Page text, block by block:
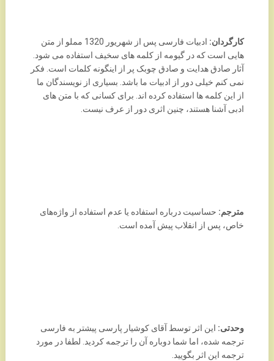
کارگردان:
ادبیات فارسی پس از شهریور 1320 مملو از متن
هایی است که در گیومه از کلمه های سخیف استفاده می شود.
آثار صادق هدایت و صادق چوبک پر از اینگونه کلمات است. فکر
نمی کنم خیلی دور از ادبیات ما باشد. بسیاری از نویسندگان ما
از این کلمه ها استفاده کرده اند. برای کسانی که با متن های
ادبی آشنا هستند، چنین اثری دور از عرف نیست.
مترجم: حساسیت درباره استفاده یا عدم استفاده از واژه‌های
خاص، پس از انقلاب پیش آمده است.
وحدتی: این اثر توسط آقای کوشیار پارسی پیشتر به فارسی
ترجمه شده، اما شما دوباره آن را ترجمه کردید. لطفا در مورد
ترجمه این اثر بگویید.